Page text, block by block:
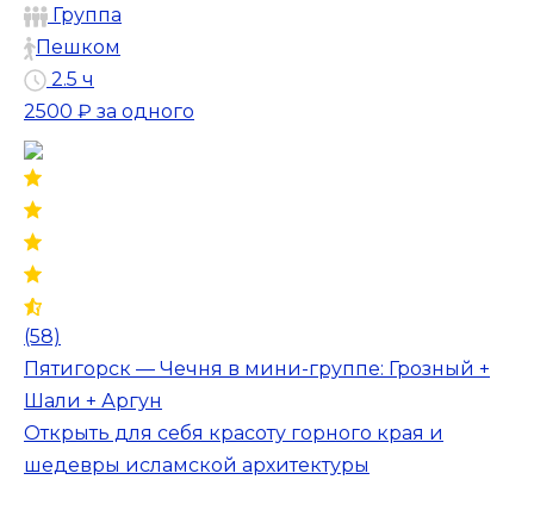
Группа
Пешком
2.5 ч
2500 ₽ за одного
(58)
Пятигорск — Чечня в мини-группе: Грозный +
Шали + Аргун
Открыть для себя красоту горного края и
шедевры исламской архитектуры